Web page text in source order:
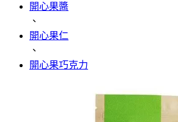
開心果醬
、
開心果仁
、
開心果巧克力